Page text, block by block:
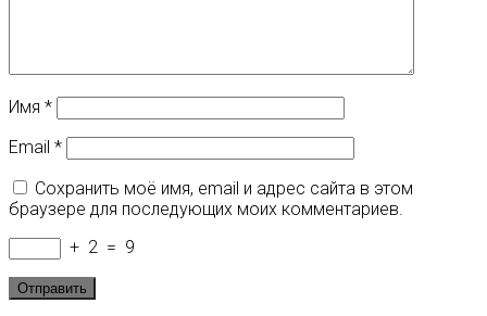
Имя *
Email *
Сохранить моё имя, email и адрес сайта в этом
браузере для последующих моих комментариев.
+ 2 = 9